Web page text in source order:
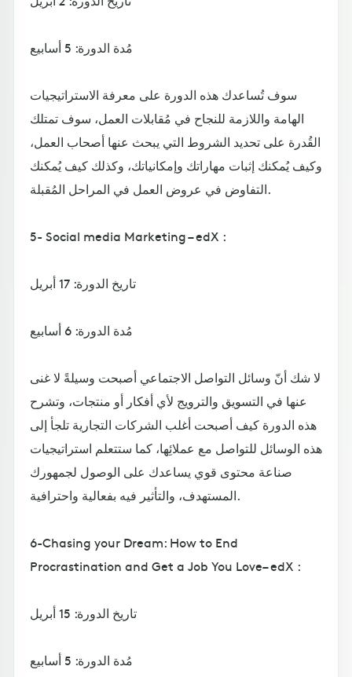
مُدة الدورة: 5 أسابيع
سوف تُساعدك هذه الدورة على معرفة الاستراتيجيات
الهامة واللازمة للنجاح في مُقابلات العمل، سوف تمتلك
القُدرة على تحديد الشروط التي يبحث عنها أصحاب العمل،
وكيف يُمكنك إثبات مهاراتك وإمكانياتك، وكذلك كيف يُمكنك
التفاوض في عروض العمل في المراحل المُقبلة.
5- Social media Marketing – edX :
تاريخ الدورة: 17 أبريل
مُدة الدورة: 6 أسابيع
لا شك أنّ وسائل التواصل الاجتماعي أصبحت وسيلةً لا غنى
عنها في التسويق والترويج لأي أفكار أو منتجات، وتشرح
هذه الدورة كيف أصبحت أغلب الشركات التجارية تلجأ إلى
هذه الوسائل للتواصل مع عملائِها، كما ستتعلم استراتيجيات
صناعة محتوى قوي يساعدك على الوصول لجمهورك
المستهدف، والتأثير فيه بفعالية واحترافية.
6-Chasing your Dream: How to End
Procrastination and Get a Job You Love– edX :
تاريخ الدورة: 15 أبريل
مُدة الدورة: 5 أسابيع